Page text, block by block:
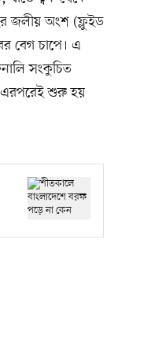
জলীয় অংশ (ফ্লুইড
বেগ চাপে। এ
সংকুচিত
এরপরেই শুরু হয়